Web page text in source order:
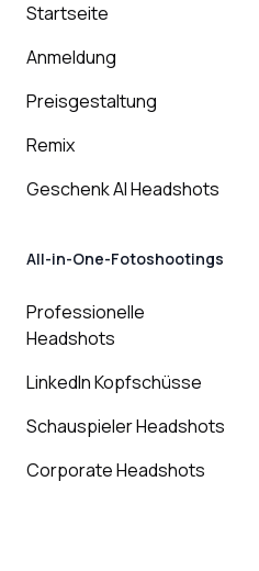
Startseite
Anmeldung
Preisgestaltung
Remix
Geschenk AI Headshots
All-in-One-Fotoshootings
Professionelle
Headshots
LinkedIn Kopfschüsse
Schauspieler Headshots
Corporate Headshots